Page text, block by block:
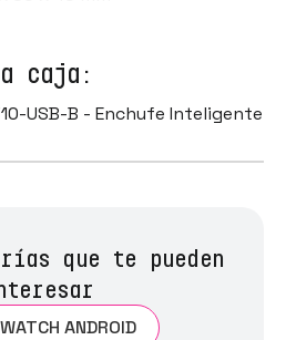
caja:
USB-B - Enchufe Inteligente
que te pueden
ANDROID